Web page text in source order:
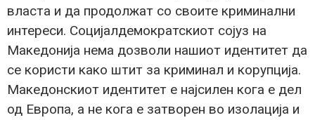
власта и да продолжат со своите криминални
интереси. Социјалдемократскиот сојуз на
Македонија нема дозволи нашиот идентитет да
се користи како штит за криминал и корупција.
Македонскиот идентитет е најсилен кога е дел
од Европа, а не кога е затворен во изолација и